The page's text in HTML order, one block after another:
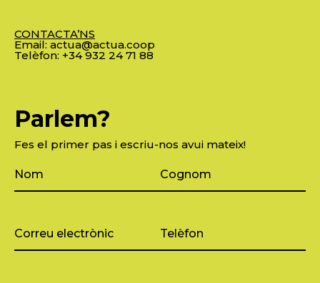
CONTACTA’NS
Email: actua@actua.coop
Telèfon: +34 932 24 71 88
Parlem?
Fes el primer pas i escriu-nos avui mateix!